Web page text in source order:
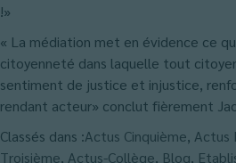
!»
« La médiation met en évidence ce
citoyenneté dans laquelle tout
sentiment de justice et injustice,
rendant acteur» conclut fièrement
Classés dans :Actus Cinquième, Actus
Troisième, Actus-Collège, Blog,